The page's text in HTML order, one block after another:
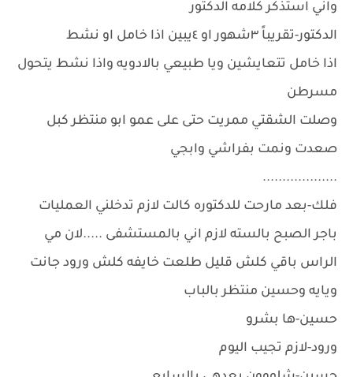
واني استذكر كلامه الدكتور
الدكتور-تقريباً ٣شهور او ٤يبين اذا خامل او نشط
اذا خامل تتعايشين ويا طبيعي بالادويه واذا نشط يتحول
مسرطن
وصلت الشقتي ممريت حتى على عمو ابو منتظر كبل
صعدت ونمت بفراشي وابجي
...................
فلك-بعد مارحت للدكتوره كالت لازم تدخلني العمليات
باجر الصبح بالسته لازم اني بالمستشفى .....لان مي
الراس باقي كلش قليل طلعت خايفه كلش ورود جانت
ويايه وحسين منتظر بالباب
حسين-ها بشرو
ورود-لازم تجيب اليوم